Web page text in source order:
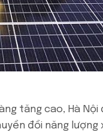
tăng cao, Hà
đổi năng lượng